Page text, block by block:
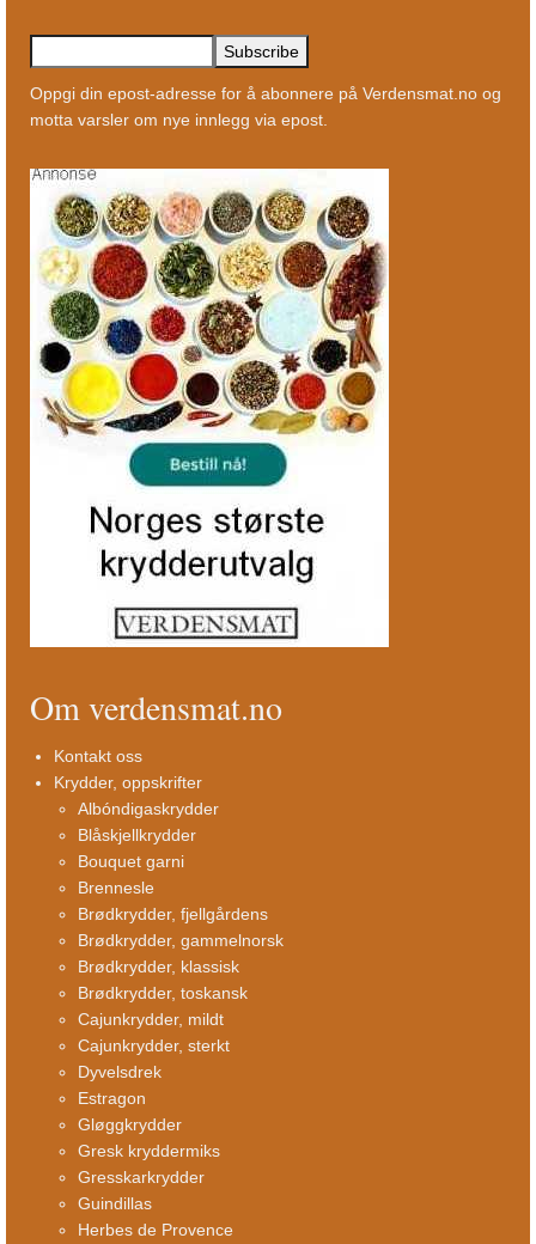
Oppgi din epost-adresse for å abonnere på Verdensmat.no og
motta varsler om nye innlegg via epost.
Om verdensmat.no
Kontakt oss
Krydder, oppskrifter
Albóndigaskrydder
Blåskjellkrydder
Bouquet garni
Brennesle
Brødkrydder, fjellgårdens
Brødkrydder, gammelnorsk
Brødkrydder, klassisk
Brødkrydder, toskansk
Cajunkrydder, mildt
Cajunkrydder, sterkt
Dyvelsdrek
Estragon
Gløggkrydder
Gresk kryddermiks
Gresskarkrydder
Guindillas
Herbes de Provence